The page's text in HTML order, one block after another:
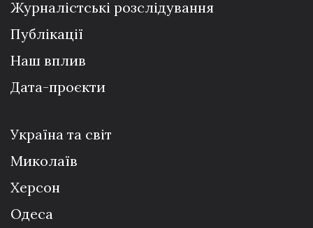
Журналістські розслідування
Публікації
Наш вплив
Дата-проєкти
Україна та світ
Миколаїв
Херсон
Одеса